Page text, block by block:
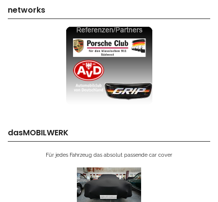
networks
dasMOBILWERK
Für jedes Fahrzeug das absolut passende car cover